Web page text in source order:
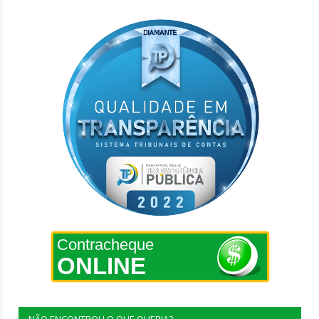
Contracheque
ONLINE